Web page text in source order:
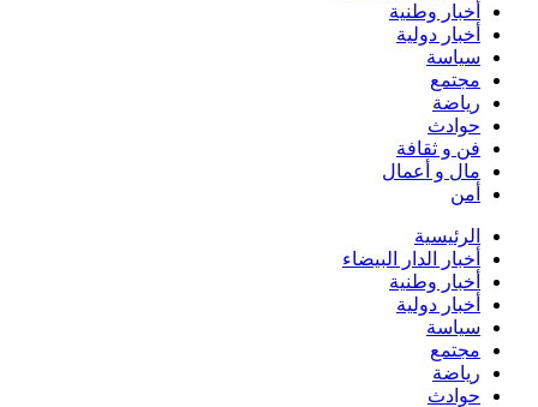
أخبار وطنية
أخبار دولية
سياسة
مجتمع
رياضة
حوادث
فن و ثقافة
مال و أعمال
أمن
الرئيسية
أخبار الدار البيضاء
أخبار وطنية
أخبار دولية
سياسة
مجتمع
رياضة
حوادث